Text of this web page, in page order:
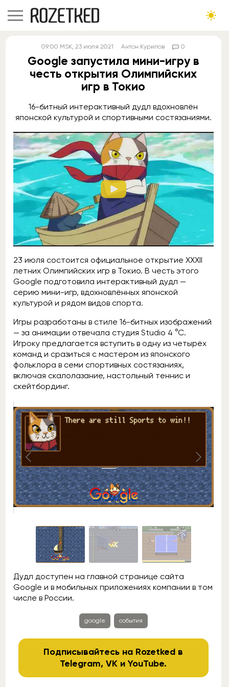
09:00 MSK, 23 июля 2021 Антон Курилов 0
Google запустила мини-игру в
честь открытия Олимпийских
игр в Токио
16-битный интерактивный дудл вдохновлён
японской культурой и спортивными состязаниями.
23 июля состоится официальное открытие XXXII
летних Олимпийских игр в Токио. В честь этого
Google подготовила интерактивный дудл —
серию мини-игр, вдохновлённых японской
культурой и рядом видов спорта.
Игры разработаны в стиле 16-битных изображений
— за анимации отвечала студия Studio 4 °C.
Игроку предлагается вступить в одну из четырёх
команд и сразиться с мастером из японского
фольклора в семи спортивных состязаниях,
включая скалолазание, настольный теннис и
скейтбординг.
Дудл доступен на главной странице сайта
Google и в мобильных приложениях компании в том
числе в России.
google события
Подписывайтесь на Rozetked в
Telegram,VK иYouTube.